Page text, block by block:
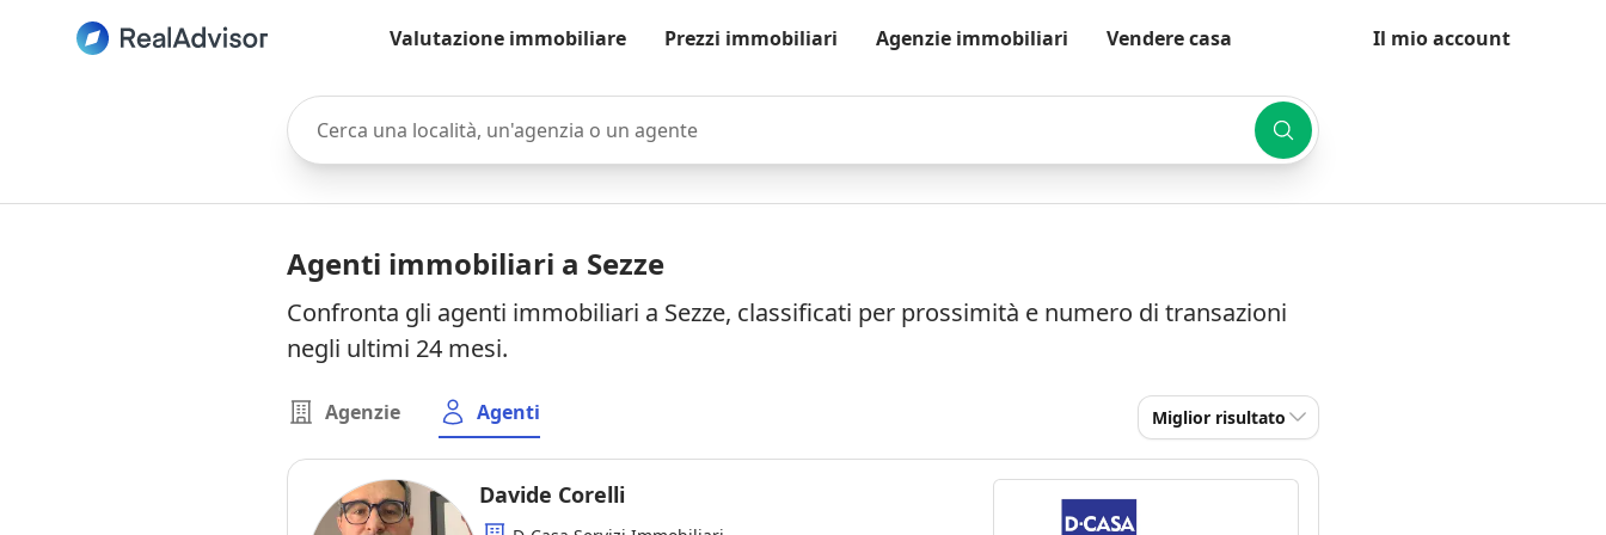
Valutazione immobiliare Prezzi immobiliari Agenzie immobiliari Vendere casa Il mio account
Cerca una località, un'agenzia o un agente
Agenti immobiliari a Sezze
Confronta gli agenti immobiliari a Sezze, classificati per prossimità e numero di transazioni
negli ultimi 24 mesi.
Agenzie Agenti Miglior risultato
Davide Corelli